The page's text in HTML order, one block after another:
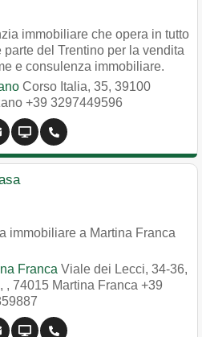
immobiliare che opera in tutto
parte del Trentino per la vendita
e consulenza immobiliare.
Corso Italia, 35, 39100
+39 3297449596
immobiliare a Martina Franca
Franca Viale dei Lecci, 34-36,
, 74015 Martina Franca +39